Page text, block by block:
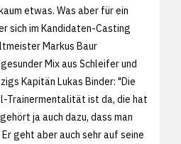
etwas. Was aber für ein
sich im Kandidaten-Casting
Markus Baur
Mix aus Schleifer und
Kapitän Lukas Binder: "Die
Trainermentalität ist da, die hat
ja auch dazu, dass man
geht aber auch sehr auf seine